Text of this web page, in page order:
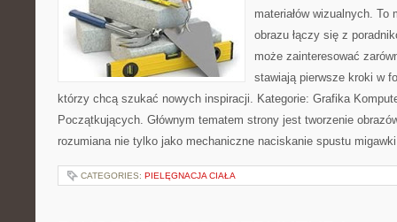
materiałów wizualnych.
obrazu łączy się z
może zainteresować
stawiają pierwsze kroki w
którzy chcą szukać nowych inspiracji. Kategorie: Grafika
Początkujących. Głównym tematem strony jest tworzenie
rozumiana nie tylko jako mechaniczne naciskanie spustu
CATEGORIES: PIELĘGNACJA CIAŁA